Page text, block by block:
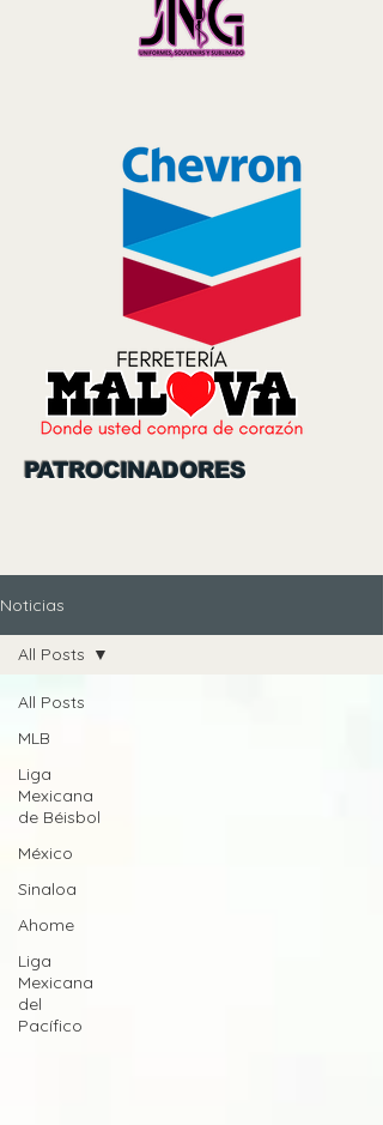
PATROCINADORES
Noticias
All Posts
MLB
Liga
Mexicana
de Béisbol
México
Sinaloa
Ahome
Liga
Mexicana
del
Pacífico
All Posts